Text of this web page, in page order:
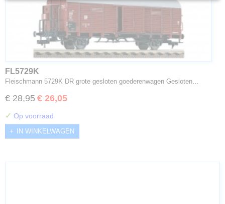
FL5729K
Fleischmann 5729K DR grote gesloten goederenwagen Gesloten…
€ 28,95 € 26,05
✓ Op voorraad
IN WINKELWAGEN